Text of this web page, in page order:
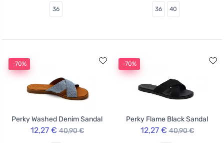
36 36 40
-70%
Perky Washed Denim Sandal
12,27 € 40,90 €
-70%
Perky Flame Black Sandal
12,27 € 40,90 €